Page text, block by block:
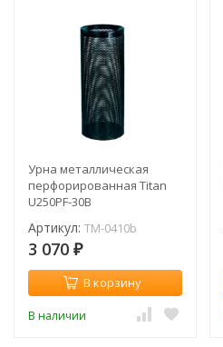
Урна металлическая
перфорированная Titan
U250PF-30B
Артикул: TM-0410b
3 070 ₽
В корзину
В наличии